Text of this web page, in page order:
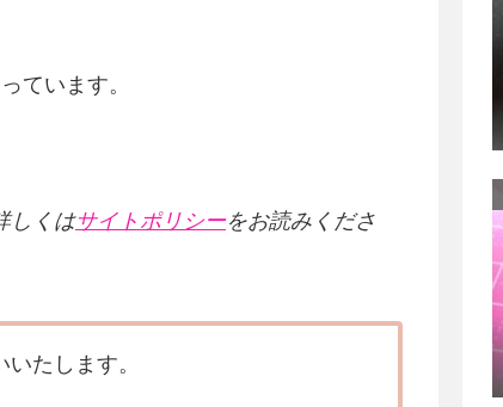
ています。
しくはサイトポリシーをお読みくださ
たします。